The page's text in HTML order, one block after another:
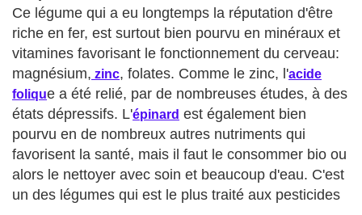
Ce légume qui a eu longtemps la réputation d'être
riche en fer, est surtout bien pourvu en minéraux et
vitamines favorisant le fonctionnement du cerveau:
magnésium, zinc, folates. Comme le zinc, l'acide
folique a été relié, par de nombreuses études, à des
états dépressifs. L'épinard est également bien
pourvu en de nombreux autres nutriments qui
favorisent la santé, mais il faut le consommer bio ou
alors le nettoyer avec soin et beaucoup d'eau. C'est
un des légumes qui est le plus traité aux pesticides